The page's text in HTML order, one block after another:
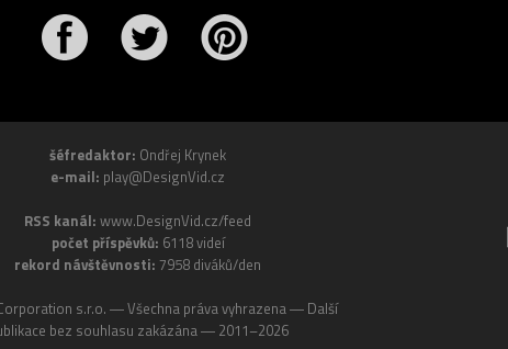
šéfredaktor: Ondřej Krynek
e-mail: play@DesignVid.cz
RSS kanál: www.DesignVid.cz/feed
počet příspěvků: 6118 videí
rekord návštěvnosti: 7958 diváků/den
s.r.o. ― Všechna práva vyhrazena ― Další
bez souhlasu zakázána ― 2011–2026